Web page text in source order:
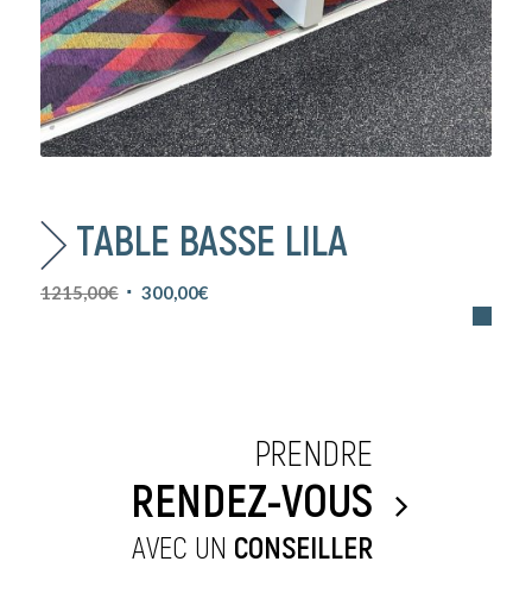
TABLE BASSE LILA
1215,00€ Le 300,00€Le
PRENDRE
RENDEZ-VOUS
AVEC UN CONSEILLER